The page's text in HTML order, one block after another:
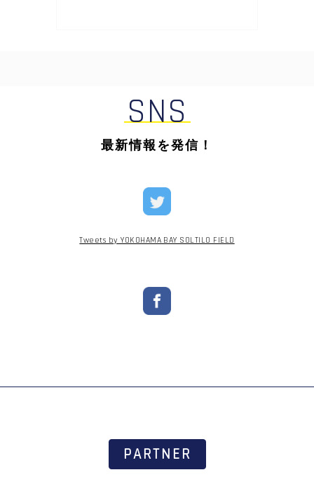
SNS
最新情報を発信！
Tweets by YOKOHAMA BAY SOLTILO FIELD
PARTNER